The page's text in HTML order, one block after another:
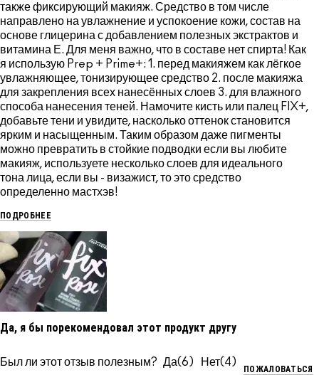
также фиксирующий макияж. Средство в том числе
направлено на увлажнение и успокоение кожи, состав на
основе глицерина с добавлением полезных экстрактов и
витамина Е. Для меня важно, что в составе нет спирта! Как
я использую Prep + Prime+: 1. перед макияжем как лёгкое
увлажняющее, тонизирующее средство 2. после макияжа
для закрепления всех нанесённых слоев 3. для влажного
способа нанесения теней. Намочите кисть или палец FIX+,
добавьте тени и увидите, насколько оттенок становится
ярким и насыщенным. Таким образом даже пигменты
можно превратить в стойкие подводки если вы любите
макияж, используете несколько слоев для идеального
тона лица, если вы - визажист, то это средство
определенно мастхэв!
ПОДРОБНЕЕ
Да, я бы порекомендовал этот продукт другу
Был ли этот отзыв полезным? 6 4
ПОЖАЛОВАТЬСЯ